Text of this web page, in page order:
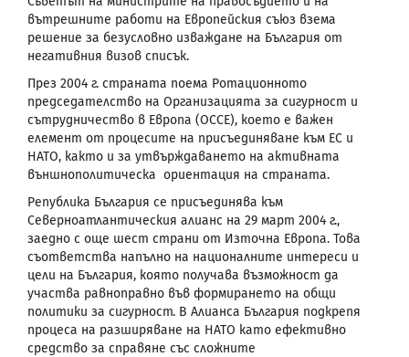
вътрешните работи на Европейския съюз взема
решение за безусловно изваждане на България от
негативния визов списък.
През 2004 г. страната поема Ротационното
председателство на Организацията за сигурност и
сътрудничество в Европа (ОССЕ), което е важен
елемент от процесите на присъединяване към ЕС и
НАТО, както и за утвърждаването на активната
външнополитическа ориентация на страната.
Република България се присъединява към
Северноатлантическия алианс на 29 март 2004 г.,
заедно с още шест страни от Източна Европа. Това
съответства напълно на националните интереси и
цели на България, която получава възможност да
участва равноправно във формирането на общи
политики за сигурност. В Алианса България подкрепя
процеса на разширяване на НАТО като ефективно
средство за справяне със сложните